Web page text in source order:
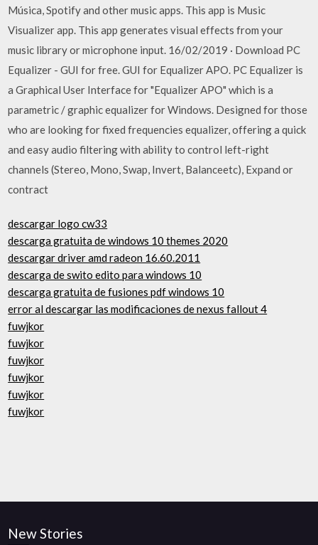
Música, Spotify and other music apps. This app is Music
Visualizer app. This app generates visual effects from your
music library or microphone input. 16/02/2019 · Download PC
Equalizer - GUI for free. GUI for Equalizer APO. PC Equalizer is
a Graphical User Interface for "Equalizer APO" which is a
parametric / graphic equalizer for Windows. Designed for those
who are looking for fixed frequencies equalizer, offering a quick
and easy audio filtering with ability to control left-right
channels (Stereo, Mono, Swap, Invert, Balanceetc), Expand or
contract
descargar logo cw33
descarga gratuita de windows 10 themes 2020
descargar driver amd radeon 16.60.2011
descarga de swito edito para windows 10
descarga gratuita de fusiones pdf windows 10
error al descargar las modificaciones de nexus fallout 4
fuwjkor
fuwjkor
fuwjkor
fuwjkor
fuwjkor
fuwjkor
New Stories